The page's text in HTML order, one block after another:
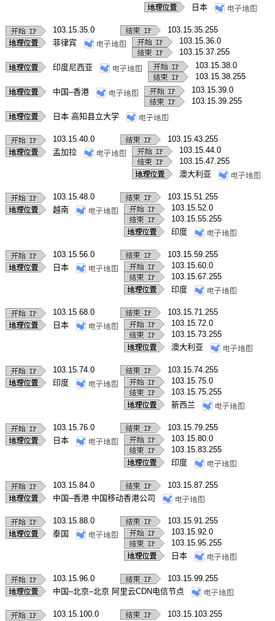
日本
103.15.35.0
103.15.35.255
菲律宾
103.15.36.0
103.15.37.255
印度尼西亚
103.15.38.0
103.15.38.255
中国–香港
103.15.39.0
103.15.39.255
日本 高知县立大学
103.15.40.0
103.15.43.255
孟加拉
103.15.44.0
103.15.47.255
澳大利亚
103.15.48.0
103.15.51.255
越南
103.15.52.0
103.15.55.255
印度
103.15.56.0
103.15.59.255
日本
103.15.60.0
103.15.67.255
印度
103.15.68.0
103.15.71.255
日本
103.15.72.0
103.15.73.255
澳大利亚
103.15.74.0
103.15.74.255
印度
103.15.75.0
103.15.75.255
新西兰
103.15.76.0
103.15.79.255
日本
103.15.80.0
103.15.83.255
印度
103.15.84.0
103.15.87.255
中国–香港 中国移动香港公司
103.15.88.0
103.15.91.255
泰国
103.15.92.0
103.15.95.255
日本
103.15.96.0
103.15.99.255
中国–北京–北京 阿里云CDN电信节点
103.15.100.0
103.15.103.255